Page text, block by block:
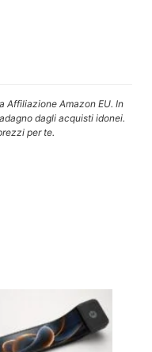
Affiliazione Amazon EU. In
dagli acquisti idonei.
per te.